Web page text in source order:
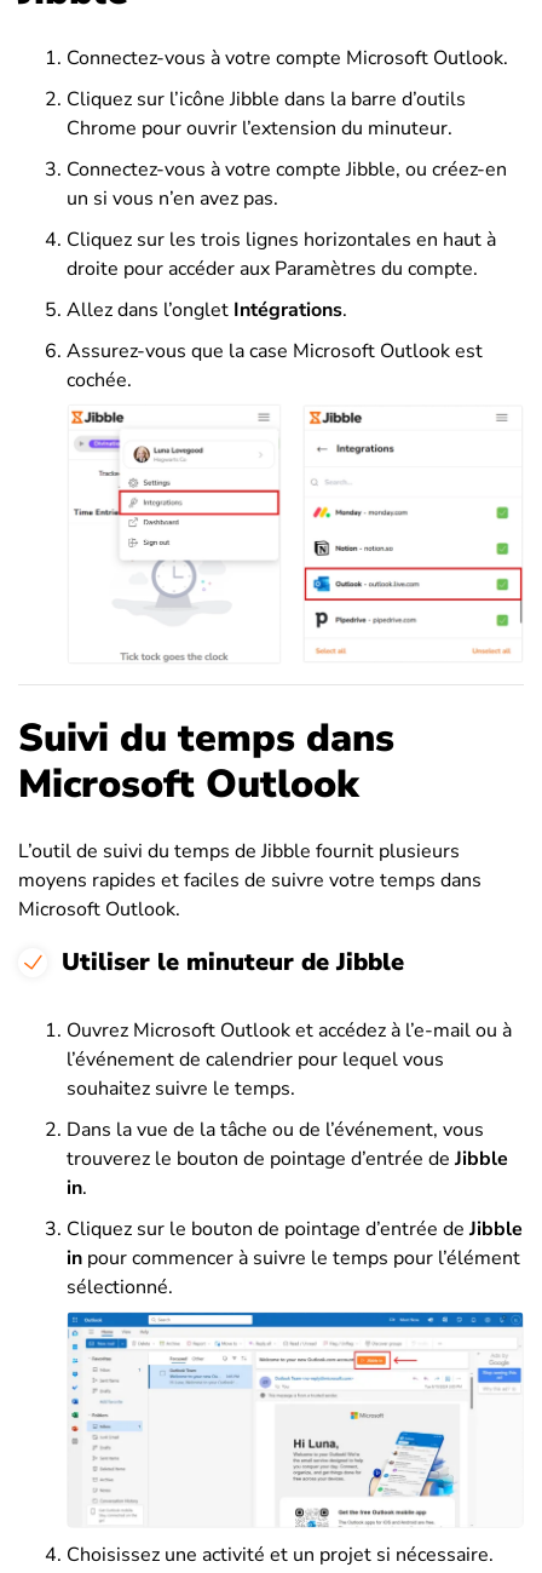
Connectez-vous à votre compte Microsoft Outlook.
Cliquez sur l’icône Jibble dans la barre d’outils
Chrome pour ouvrir l’extension du minuteur.
Connectez-vous à votre compte Jibble, ou créez-en
un si vous n’en avez pas.
Cliquez sur les trois lignes horizontales en haut à
droite pour accéder aux Paramètres du compte.
Allez dans l’onglet Intégrations.
Assurez-vous que la case Microsoft Outlook est
cochée.
Suivi du temps dans
Microsoft Outlook
L’outil de suivi du temps de Jibble fournit plusieurs
moyens rapides et faciles de suivre votre temps dans
Microsoft Outlook.
Utiliser le minuteur de Jibble
Ouvrez Microsoft Outlook et accédez à l’e-mail ou à
l’événement de calendrier pour lequel vous
souhaitez suivre le temps.
Dans la vue de la tâche ou de l’événement, vous
trouverez le bouton de pointage d’entrée de Jibble
in.
Cliquez sur le bouton de pointage d’entrée de Jibble
in pour commencer à suivre le temps pour l’élément
sélectionné.
Choisissez une activité et un projet si nécessaire.